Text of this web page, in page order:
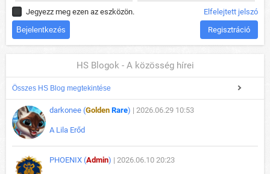
Jegyezz meg ezen az eszközön. Elfelejtett jelszó
Regisztráció
HS Blogok - A közösség hírei
Összes HS Blog megtekintése
darkonee (Golden Rare) | 2026.06.29 10:53
A Lila Erőd
PHOENIX (Admin) | 2026.06.10 20:23